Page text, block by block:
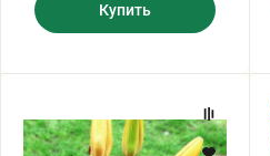
Купить
"ИЗИ
САМБА"
3